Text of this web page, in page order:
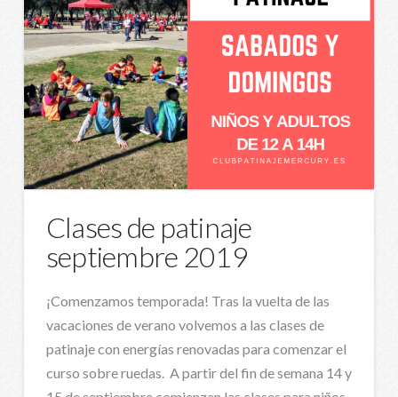
Clases de patinaje
septiembre 2019
¡Comenzamos temporada! Tras la vuelta de las
vacaciones de verano volvemos a las clases de
patinaje con energías renovadas para comenzar el
curso sobre ruedas. A partir del fin de semana 14 y